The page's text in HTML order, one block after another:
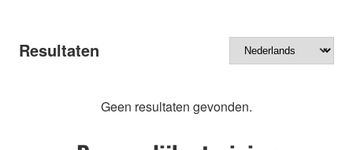
Resultaten
Geen resultaten gevonden.